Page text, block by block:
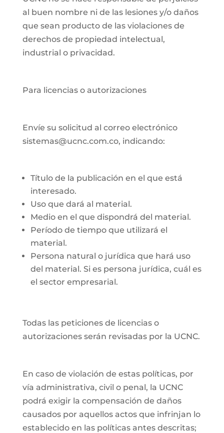
al buen nombre ni de las lesiones y/o daños
que sean producto de las violaciones de
derechos de propiedad intelectual,
industrial o privacidad.
Para licencias o autorizaciones
Envíe su solicitud al correo electrónico
sistemas@ucnc.com.co, indicando:
Título de la publicación en el que está
interesado.
Uso que dará al material.
Medio en el que dispondrá del material.
Período de tiempo que utilizará el
material.
Persona natural o jurídica que hará uso
del material. Si es persona jurídica, cuál es
el sector empresarial.
Todas las peticiones de licencias o
autorizaciones serán revisadas por la UCNC.
En caso de violación de estas políticas, por
vía administrativa, civil o penal, la UCNC
podrá exigir la compensación de daños
causados por aquellos actos que infrinjan lo
establecido en las políticas antes descritas;